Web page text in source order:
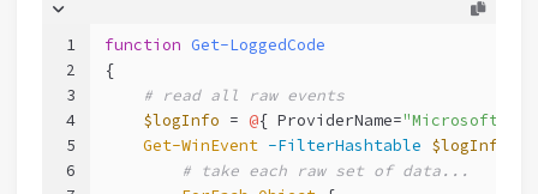
1
2
3
4
5
6
function Get-LoggedCode
{
# read all raw events
$logInfo = @{ ProviderName="Microsoft-
Get-WinEvent -FilterHashtable $logInfo
# take each raw set of data...